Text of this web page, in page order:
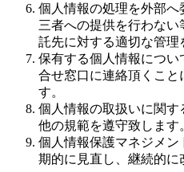
個人情報の処理を外部
三者への提供を行わな
託先に対する適切な管理
保有する個人情報につい
合せ窓口に連絡頂くこと
す。
個人情報の取扱いに関
他の規範を遵守致します
個人情報保護マネジメ
期的に見直し、継続的に